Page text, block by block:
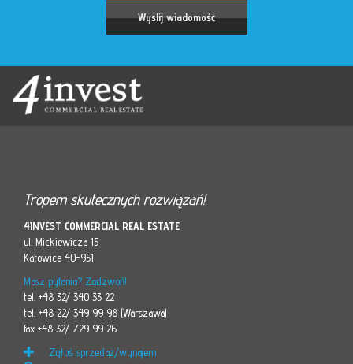
Tropem skutecznych rozwiązań!
4INVEST COMMERCIAL REAL ESTATE
ul. Mickiewicza 15
Katowice 40-951
Masz pytania? Zadzwoń!
tel. +48 32/ 340 33 22
tel. +48 22/ 349 99 98 (Warszawa)
fax +48 32/ 729 99 26
Zgłoś sprzedaż/wynajem